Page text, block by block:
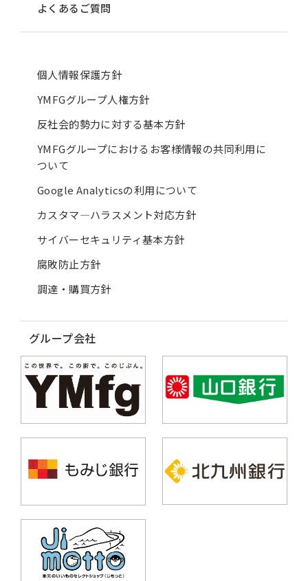
よくあるご質問
個人情報保護方針
YMFGグループ人権方針
反社会的勢力に対する基本方針
YMFGグループにおけるお客様情報の共同利用に
ついて
Google Analyticsの利用について
カスタマ―ハラスメント対応方針
サイバーセキュリティ基本方針
腐敗防止方針
調達・購買方針
グループ会社